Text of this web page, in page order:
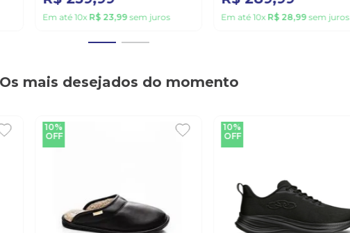
Em até10x R$ 23,99sem juros Em até10x R$ 28,99sem juros
Os mais desejados do momento
10%
OFF
10%
OFF